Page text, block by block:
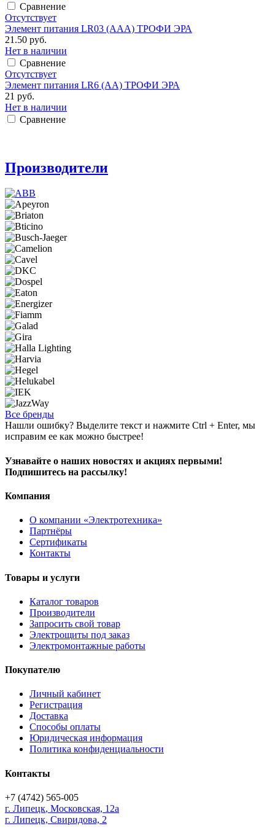
Сравнение
Отсутствует
Элемент питания LR03 (ААА) ТРОФИ ЭРА
21.50 руб.
Нет в наличии
Сравнение
Отсутствует
Элемент питания LR6 (АА) ТРОФИ ЭРА
21 руб.
Нет в наличии
Сравнение
Производители
Все бренды
Нашли ошибку? Выделите текст и нажмите Ctrl + Enter, мы
исправим ее как можно быстрее!
Узнавайте о наших новостях и акциях первыми!
Подпишитесь на рассылку!
Компания
О компании «Электротехника»
Партнёры
Сертификаты
Контакты
Товары и услуги
Каталог товаров
Производители
Запросить свой товар
Электрощиты под заказ
Электромонтажные работы
Покупателю
Личный кабинет
Регистрация
Доставка
Способы оплаты
Юридическая информация
Политика конфиденциальности
Контакты
+7 (4742) 565-005
г. Липецк, Московская, 12а
г. Липецк, Свиридова, 2